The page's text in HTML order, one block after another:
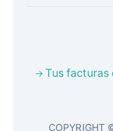
Tus facturas
COPYRIGHT